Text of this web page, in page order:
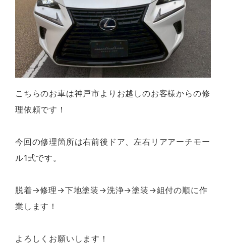
こちらのお車は神戸市よりお越しのお客様からの修
理依頼です！
今回の修理箇所は右前後ドア、左右リアアーチモー
ル1式です。
脱着→修理→下地塗装→洗浄→塗装→組付の順に作
業します！
よろしくお願いします！